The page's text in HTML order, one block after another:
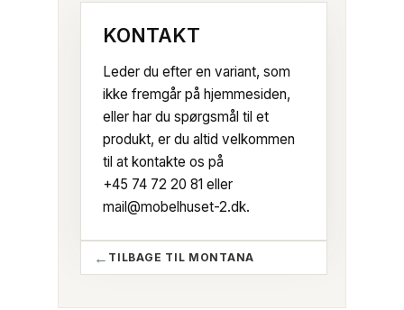
KONTAKT
Leder du efter en variant, som
ikke fremgår på hjemmesiden,
eller har du spørgsmål til et
produkt, er du altid velkommen
til at kontakte os på
+45 74 72 20 81 eller
mail@mobelhuset-2.dk.
TILBAGE TIL MONTANA